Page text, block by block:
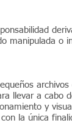
manipulada o
llevar a cabo
y
la única